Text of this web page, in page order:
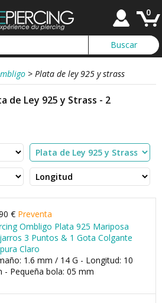
0
> Plata de ley 925 y strass
de Ley 925 y Strass - 2
€ Preventa
Ombligo Plata 925 Mariposa
3 Puntos & 1 Gota Colgante
Claro
1.6 mm / 14 G - Longitud: 10
- Pequeña bola: 05 mm